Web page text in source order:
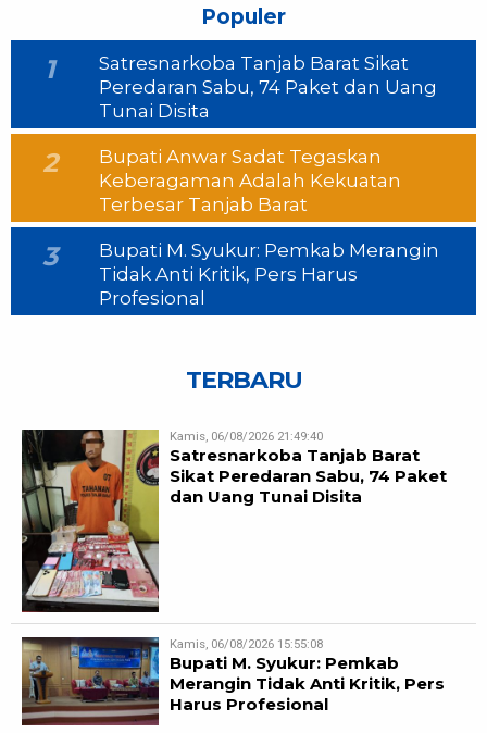
Populer
1
Satresnarkoba Tanjab Barat Sikat
Peredaran Sabu, 74 Paket dan Uang
Tunai Disita
2
Bupati Anwar Sadat Tegaskan
Keberagaman Adalah Kekuatan
Terbesar Tanjab Barat
3
Bupati M. Syukur: Pemkab Merangin
Tidak Anti Kritik, Pers Harus
Profesional
TERBARU
Kamis, 06/08/2026 21:49:40
Satresnarkoba Tanjab Barat
Sikat Peredaran Sabu, 74 Paket
dan Uang Tunai Disita
Kamis, 06/08/2026 15:55:08
Bupati M. Syukur: Pemkab
Merangin Tidak Anti Kritik, Pers
Harus Profesional